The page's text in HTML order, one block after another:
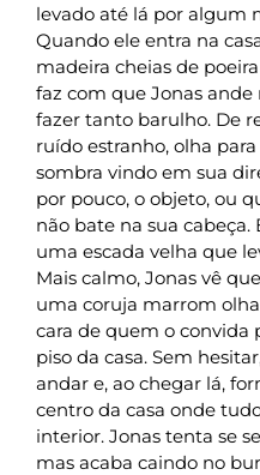
levado até lá por algum
Quando ele entra na
madeira cheias de
faz com que Jonas
fazer tanto barulho. De
ruído estranho, olha
sombra vindo em sua
por pouco, o objeto, ou
não bate na sua cabeça.
uma escada velha que
Mais calmo, Jonas vê
uma coruja marrom
cara de quem o convida
piso da casa. Sem
andar e, ao chegar lá,
centro da casa onde
interior. Jonas tenta se
mas acaba caindo no